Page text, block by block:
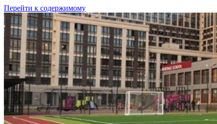
Перейти к содержимому